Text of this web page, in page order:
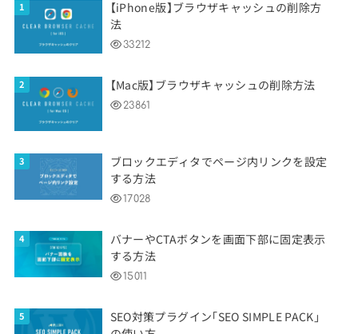
【iPhone版】ブラウザキャッシュの削除方
法
33212
【Mac版】ブラウザキャッシュの削除方法
23861
ブロックエディタでページ内リンクを設定
する方法
17028
バナーやCTAボタンを画面下部に固定表示
する方法
15011
SEO対策プラグイン「SEO SIMPLE PACK」